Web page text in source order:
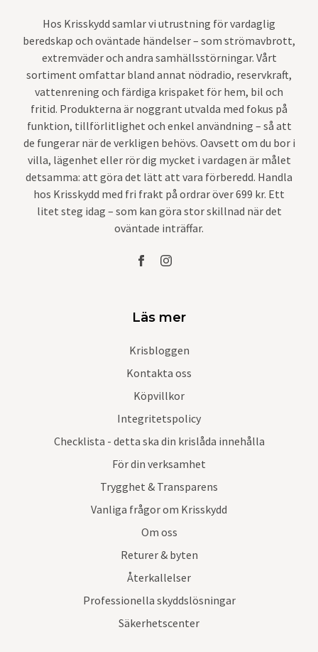
Hos Krisskydd samlar vi utrustning för vardaglig
beredskap och oväntade händelser – som strömavbrott,
extremväder och andra samhällsstörningar. Vårt
sortiment omfattar bland annat nödradio, reservkraft,
vattenrening och färdiga krispaket för hem, bil och
fritid. Produkterna är noggrant utvalda med fokus på
funktion, tillförlitlighet och enkel användning – så att
de fungerar när de verkligen behövs. Oavsett om du bor i
villa, lägenhet eller rör dig mycket i vardagen är målet
detsamma: att göra det lätt att vara förberedd. Handla
hos Krisskydd med fri frakt på ordrar över 699 kr. Ett
litet steg idag – som kan göra stor skillnad när det
oväntade inträffar.
Läs mer
Krisbloggen
Kontakta oss
Köpvillkor
Integritetspolicy
Checklista - detta ska din krislåda innehålla
För din verksamhet
Trygghet & Transparens
Vanliga frågor om Krisskydd
Om oss
Returer & byten
Återkallelser
Professionella skyddslösningar
Säkerhetscenter